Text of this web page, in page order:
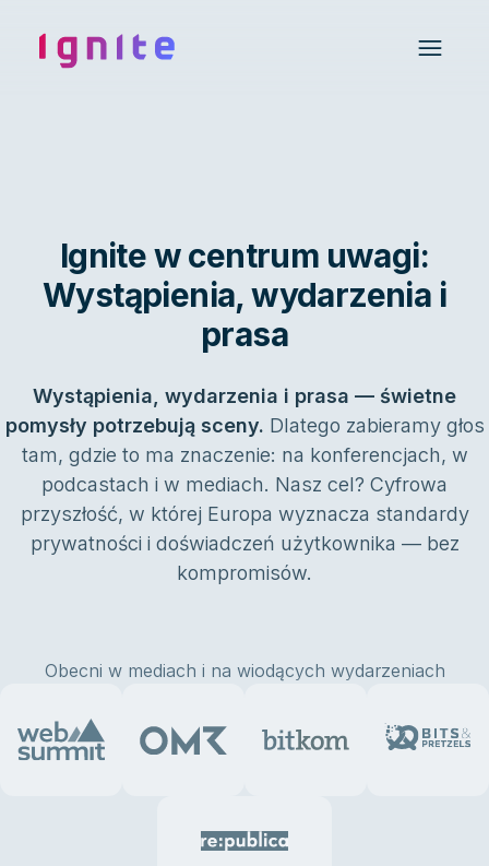
Ignite • Video Experience Cloud
Open
Ignite w centrum uwagi:
Wystąpienia, wydarzenia i
prasa
Wystąpienia, wydarzenia i prasa — świetne
pomysły potrzebują sceny. Dlatego zabieramy głos
tam, gdzie to ma znaczenie: na konferencjach, w
podcastach i w mediach. Nasz cel? Cyfrowa
przyszłość, w której Europa wyznacza standardy
prywatności i doświadczeń użytkownika — bez
kompromisów.
Obecni w mediach i na wiodących wydarzeniach